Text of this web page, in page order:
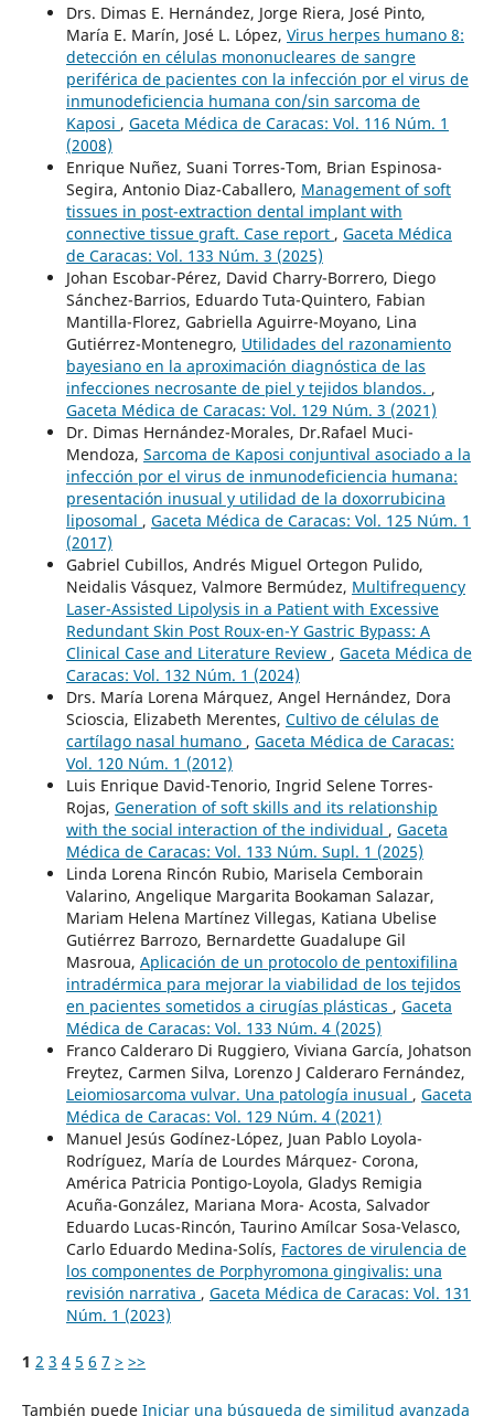
Drs. Dimas E. Hernández, Jorge Riera, José Pinto,
María E. Marín, José L. López, Virus herpes humano 8:
detección en células mononucleares de sangre
periférica de pacientes con la infección por el virus de
inmunodeficiencia humana con/sin sarcoma de
Kaposi , Gaceta Médica de Caracas: Vol. 116 Núm. 1
(2008)
Enrique Nuñez, Suani Torres-Tom, Brian Espinosa-
Segira, Antonio Diaz-Caballero, Management of soft
tissues in post-extraction dental implant with
connective tissue graft. Case report , Gaceta Médica
de Caracas: Vol. 133 Núm. 3 (2025)
Johan Escobar-Pérez, David Charry-Borrero, Diego
Sánchez-Barrios, Eduardo Tuta-Quintero, Fabian
Mantilla-Florez, Gabriella Aguirre-Moyano, Lina
Gutiérrez-Montenegro, Utilidades del razonamiento
bayesiano en la aproximación diagnóstica de las
infecciones necrosante de piel y tejidos blandos. ,
Gaceta Médica de Caracas: Vol. 129 Núm. 3 (2021)
Dr. Dimas Hernández-Morales, Dr.Rafael Muci-
Mendoza, Sarcoma de Kaposi conjuntival asociado a la
infección por el virus de inmunodeficiencia humana:
presentación inusual y utilidad de la doxorrubicina
liposomal , Gaceta Médica de Caracas: Vol. 125 Núm. 1
(2017)
Gabriel Cubillos, Andrés Miguel Ortegon Pulido,
Neidalis Vásquez, Valmore Bermúdez, Multifrequency
Laser-Assisted Lipolysis in a Patient with Excessive
Redundant Skin Post Roux-en-Y Gastric Bypass: A
Clinical Case and Literature Review , Gaceta Médica de
Caracas: Vol. 132 Núm. 1 (2024)
Drs. María Lorena Márquez, Angel Hernández, Dora
Scioscia, Elizabeth Merentes, Cultivo de células de
cartílago nasal humano , Gaceta Médica de Caracas:
Vol. 120 Núm. 1 (2012)
Luis Enrique David-Tenorio, Ingrid Selene Torres-
Rojas, Generation of soft skills and its relationship
with the social interaction of the individual , Gaceta
Médica de Caracas: Vol. 133 Núm. Supl. 1 (2025)
Linda Lorena Rincón Rubio, Marisela Cemborain
Valarino, Angelique Margarita Bookaman Salazar,
Mariam Helena Martínez Villegas, Katiana Ubelise
Gutiérrez Barrozo, Bernardette Guadalupe Gil
Masroua, Aplicación de un protocolo de pentoxifilina
intradérmica para mejorar la viabilidad de los tejidos
en pacientes sometidos a cirugías plásticas , Gaceta
Médica de Caracas: Vol. 133 Núm. 4 (2025)
Franco Calderaro Di Ruggiero, Viviana García, Johatson
Freytez, Carmen Silva, Lorenzo J Calderaro Fernández,
Leiomiosarcoma vulvar. Una patología inusual , Gaceta
Médica de Caracas: Vol. 129 Núm. 4 (2021)
Manuel Jesús Godínez-López, Juan Pablo Loyola-
Rodríguez, María de Lourdes Márquez- Corona,
América Patricia Pontigo-Loyola, Gladys Remigia
Acuña-González, Mariana Mora- Acosta, Salvador
Eduardo Lucas-Rincón, Taurino Amílcar Sosa-Velasco,
Carlo Eduardo Medina-Solís, Factores de virulencia de
los componentes de Porphyromona gingivalis: una
revisión narrativa , Gaceta Médica de Caracas: Vol. 131
Núm. 1 (2023)
1 2 3 4 5 6 7 > >>
También puede Iniciar una búsqueda de similitud avanzada